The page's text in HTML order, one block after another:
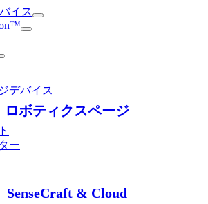
イス
デバイス
ロボティクスページ
ー
SenseCraft & Cloud